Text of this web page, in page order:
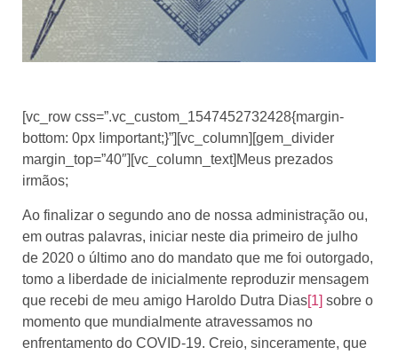
[vc_row css=”.vc_custom_1547452732428{margin-
bottom: 0px !important;}”][vc_column][gem_divider
margin_top=”40″][vc_column_text]Meus prezados
irmãos;
Ao finalizar o segundo ano de nossa administração ou,
em outras palavras, iniciar neste dia primeiro de julho
de 2020 o último ano do mandato que me foi outorgado,
tomo a liberdade de inicialmente reproduzir mensagem
que recebi de meu amigo Haroldo Dutra Dias[1] sobre o
momento que mundialmente atravessamos no
enfrentamento do COVID-19. Creio, sinceramente, que